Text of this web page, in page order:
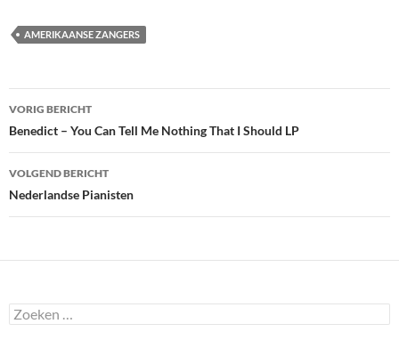
AMERIKAANSE ZANGERS
Bericht
navigatie
VORIG BERICHT
Benedict – You Can Tell Me Nothing That I Should LP
VOLGEND BERICHT
Nederlandse Pianisten
Zoeken
naar: